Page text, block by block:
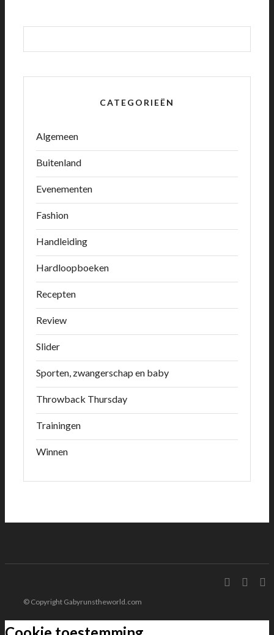
CATEGORIEËN
Algemeen
Buitenland
Evenementen
Fashion
Handleiding
Hardloopboeken
Recepten
Review
Slider
Sporten, zwangerschap en baby
Throwback Thursday
Trainingen
Winnen
© Copyright Gabyrunstheworld.com